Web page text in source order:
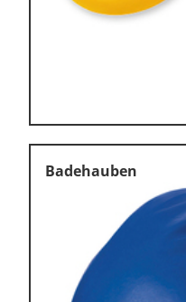
Badehauben